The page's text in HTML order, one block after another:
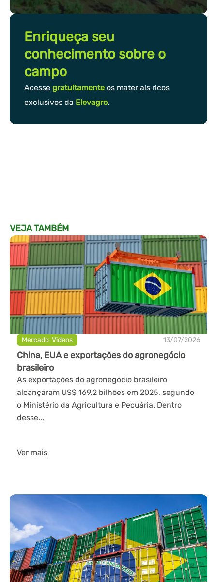
Enriqueça seu
conhecimento sobre o
campo
Acesse gratuitamente os materiais ricos
exclusivos da Elevagro.
VEJA TAMBÉM
Mercado,Videos 13/07/2026
China, EUA e exportações do agronegócio
brasileiro
As exportações do agronegócio brasileiro
alcançaram US$ 169,2 bilhões em 2025, segundo
o Ministério da Agricultura e Pecuária. Dentro
desse...
Ver mais